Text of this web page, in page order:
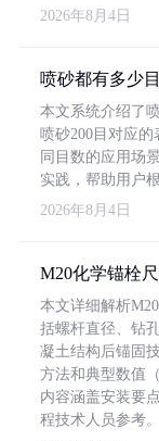
2026年8月4日
喷砂都有多少目
本文系统介绍了
喷砂200目对应的
同目数的应用场
实践，帮助用户
2026年8月4日
M20化学锚栓
本文详细解析
括螺杆直径、钻
凝土结构后锚固
方法和典型数值
内容涵盖安装要
程技术人员参考。